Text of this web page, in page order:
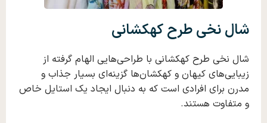
شال نخی طرح کهکشانی
شال نخی طرح کهکشانی با طراحی‌هایی الهام گرفته از
زیبایی‌های کیهان و کهکشان‌ها گزینه‌ای بسیار جذاب و
مدرن برای افرادی است که به دنبال ایجاد یک استایل خاص
و متفاوت هستند.